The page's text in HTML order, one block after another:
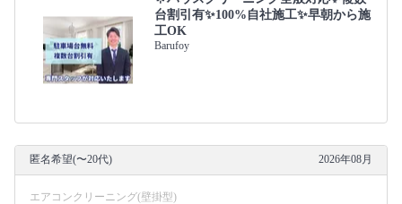
台割引有✨100%自社施工✨早朝から施
工OK
Barufoy
匿名希望(〜20代) 2026年08月
エアコンクリーニング(壁掛型)